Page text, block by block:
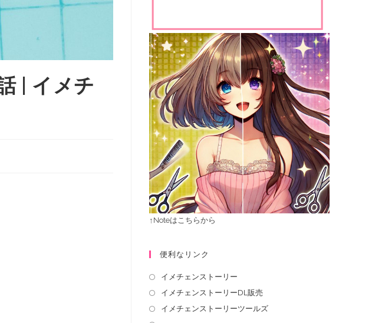
| イメチ
↑Noteはこちらから
便利なリンク
イメチェンストーリー
イメチェンストーリーDL販売
イメチェンストーリーツールズ